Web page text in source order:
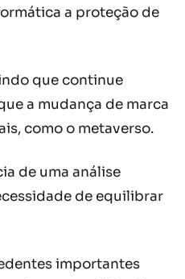
a proteção de
que continue
a mudança de marca
como o metaverso.
de uma análise
de equilibrar
importantes